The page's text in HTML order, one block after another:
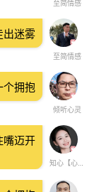
至简情感
至简情感
出迷雾
倾听心灵
个拥抱
知心【心理】
嘴迈开